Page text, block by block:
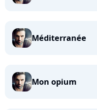
Méditerranée
Mon opium